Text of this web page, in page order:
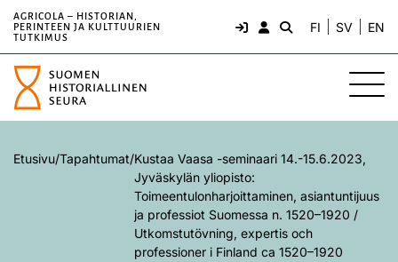
AGRICOLA – HISTORIAN,
PERINTEEN JA KULTTUURIEN
TUTKIMUS
FI SV EN
Etusivu/Tapahtumat/Kustaa Vaasa -seminaari 14.-15.6.2023,
Jyväskylän yliopisto:
Toimeentulonharjoittaminen, asiantuntijuus
ja professiot Suomessa n. 1520–1920 /
Utkomstutövning, expertis och
professioner i Finland ca 1520–1920